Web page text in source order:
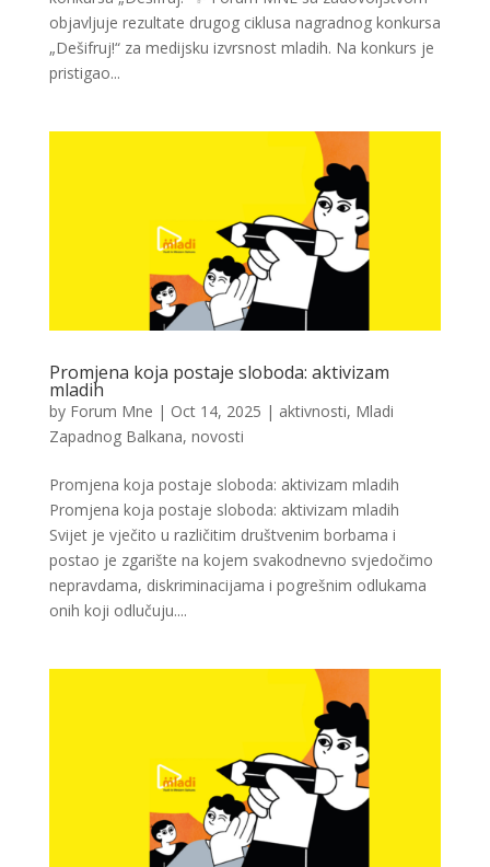
objavljuje rezultate drugog ciklusa nagradnog konkursa
„Dešifruj!“ za medijsku izvrsnost mladih. Na konkurs je
pristigao...
Promjena koja postaje sloboda: aktivizam
mladih
by Forum Mne | Oct 14, 2025 | aktivnosti, Mladi
Zapadnog Balkana, novosti
Promjena koja postaje sloboda: aktivizam mladih
Promjena koja postaje sloboda: aktivizam mladih
Svijet je vječito u različitim društvenim borbama i
postao je zgarište na kojem svakodnevno svjedočimo
nepravdama, diskriminacijama i pogrešnim odlukama
onih koji odlučuju....